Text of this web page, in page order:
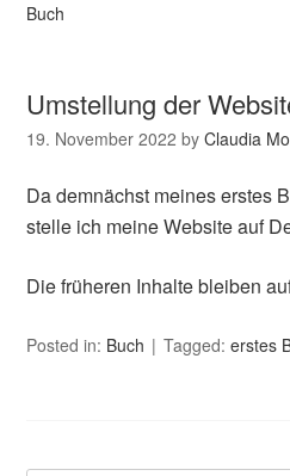
Buch
Umstellung der
19. November 2022 byClaudia
Da demnächst meines erstes
stelle ich meine Website auf
Die früheren Inhalte bleiben
Posted in: Buch Tagged:erstes